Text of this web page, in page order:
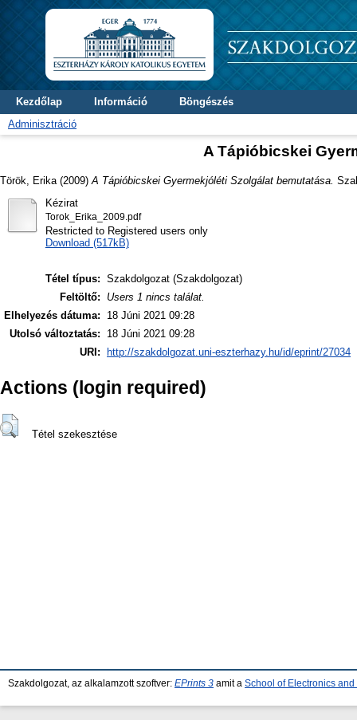
Kezdőlap Információ
Böngészés
Adminisztráció
A Tápióbicskei
Török, Erika (2009) A Tápióbicskei Gyermekjóléti Szolgálat bemutatása.
Kézirat
Torok_Erika_2009.pdf
Restricted to Registered users only
Download (517kB)
Tétel típus: Szakdolgozat (Szakdolgozat)
Feltöltő:
Users 1 nincs találat.
Elhelyezés dátuma:
18 Júni 2021 09:28
Utolsó változtatás:
18 Júni 2021 09:28
URI:
http://szakdolgozat.uni-eszterhazy.hu/id/eprint/27034
Actions (login required)
Tétel szekesztése
Szakdolgozat, az alkalamzott szoftver: EPrints 3 amit a School of Electronics